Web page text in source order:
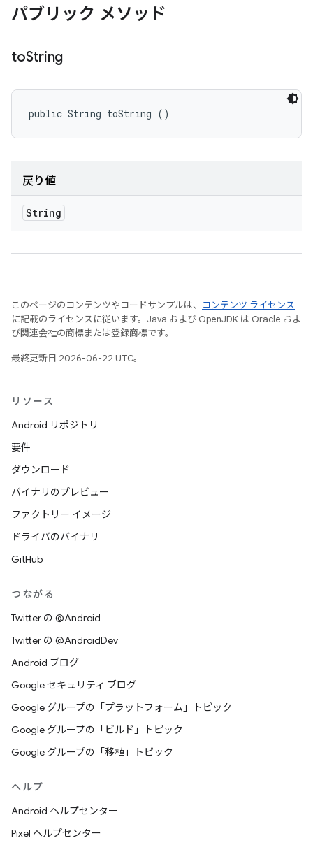
パブリック メソッド
toString
public String toString ()
戻り値
String
このページのコンテンツやコードサンプルは、
コンテンツ ライセンス
に記載のライセンスに従います。Java および OpenJDK は Oracle およ
び関連会社の商標または登録商標です。
最終更新日 2026-06-22 UTC。
リソース
Android リポジトリ
要件
ダウンロード
バイナリのプレビュー
ファクトリー イメージ
ドライバのバイナリ
GitHub
つながる
Twitter の @Android
Twitter の @AndroidDev
Android ブログ
Google セキュリティ ブログ
Google グループの「プラットフォーム」トピック
Google グループの「ビルド」トピック
Google グループの「移植」トピック
ヘルプ
Android ヘルプセンター
Pixel ヘルプセンター